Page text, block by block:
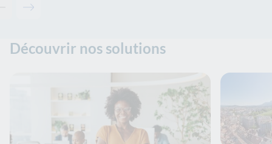
Contenu précédent - keyfiguresgroup-ad8a5cc419
Contenu suivant - keyfiguresgroup-ad8a5cc419
Découvrir nos solutions